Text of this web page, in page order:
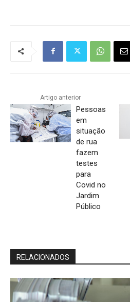
Artigo anterior
Pessoas
em
situação
de rua
fazem
testes
para
Covid no
Jardim
Público
RELACIONADOS